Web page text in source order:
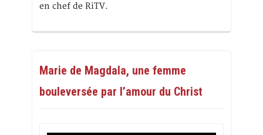
en chef de RiTV.
Marie de Magdala, une femme
bouleversée par l’amour du Christ